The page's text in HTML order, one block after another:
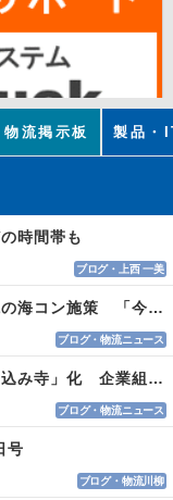
物流掲示板 製品・
時間帯も
ブログ・上西 一美
違う違うそれじゃない 現場無視の海コン施策 「今でも平均２～３時間は待つ」
ブログ・物流ニュース
白ナンバートラック規制で「駆け込み寺」化 企業組合が入会基準を見直しへ
ブログ・物流ニュース
号
ブログ・物流川柳